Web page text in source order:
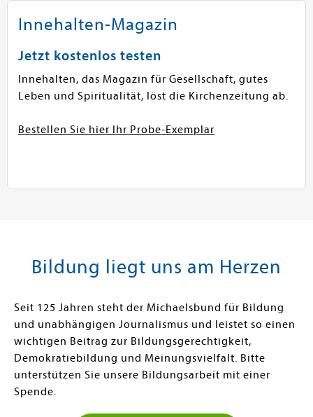
Innehalten-Magazin
Jetzt kostenlos testen
Innehalten, das Magazin für Gesellschaft, gutes
Leben und Spiritualität, löst die Kirchenzeitung ab.
Bestellen Sie hier Ihr Probe-Exemplar
Bildung liegt uns am Herzen
Seit 125 Jahren steht der Michaelsbund für Bildung
und unabhängigen Journalismus und leistet so einen
wichtigen Beitrag zur Bildungsgerechtigkeit,
Demokratiebildung und Meinungsvielfalt. Bitte
unterstützen Sie unsere Bildungsarbeit mit einer
Spende.